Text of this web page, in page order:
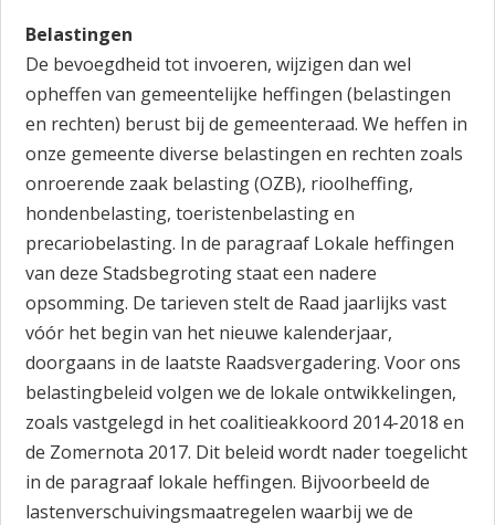
Belastingen
De bevoegdheid tot invoeren, wijzigen dan wel
opheffen van gemeentelijke heffingen (belastingen
en rechten) berust bij de gemeenteraad. We heffen in
onze gemeente diverse belastingen en rechten zoals
onroerende zaak belasting (OZB), rioolheffing,
hondenbelasting, toeristenbelasting en
precariobelasting. In de paragraaf Lokale heffingen
van deze Stadsbegroting staat een nadere
opsomming. De tarieven stelt de Raad jaarlijks vast
vóór het begin van het nieuwe kalenderjaar,
doorgaans in de laatste Raadsvergadering. Voor ons
belastingbeleid volgen we de lokale ontwikkelingen,
zoals vastgelegd in het coalitieakkoord 2014-2018 en
de Zomernota 2017. Dit beleid wordt nader toegelicht
in de paragraaf lokale heffingen. Bijvoorbeeld de
lastenverschuivingsmaatregelen waarbij we de